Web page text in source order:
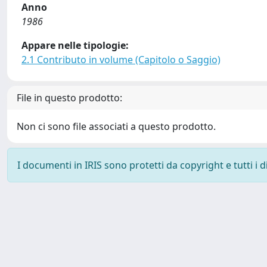
Anno
1986
Appare nelle tipologie:
2.1 Contributo in volume (Capitolo o Saggio)
File in questo prodotto:
Non ci sono file associati a questo prodotto.
I documenti in IRIS sono protetti da copyright e tutti i